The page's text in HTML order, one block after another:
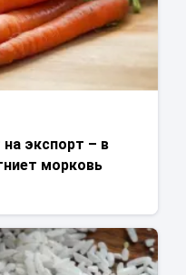
на экспорт – в
морковь